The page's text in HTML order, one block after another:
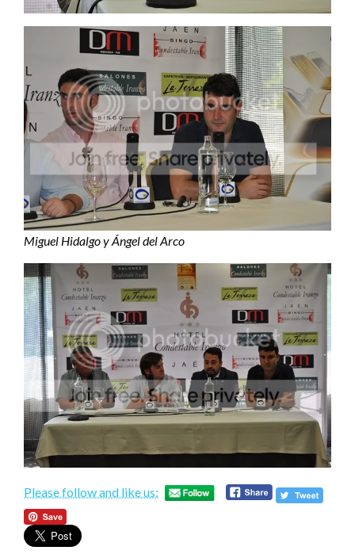
Miguel Hidalgo y Ángel del Arco
Please follow and like us: